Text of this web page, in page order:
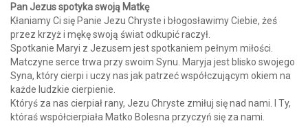
Pan Jezus spotyka swoją Matkę
Kłaniamy Ci się Panie Jezu Chryste i błogosławimy Ciebie, żeś
przez krzyż i mękę swoją świat odkupić raczył.
Spotkanie Maryi z Jezusem jest spotkaniem pełnym miłości.
Matczyne serce trwa przy swoim Synu. Maryja jest blisko swojego
Syna, który cierpi i uczy nas jak patrzeć współczującym okiem na
każde ludzkie cierpienie.
Któryś za nas cierpiał rany, Jezu Chryste zmiłuj się nad nami. I Ty,
któraś współcierpiała Matko Bolesna przyczyń się za nami.